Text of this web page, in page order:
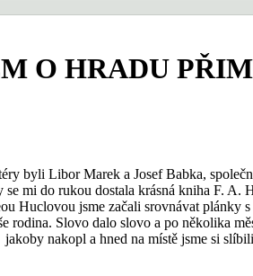
O HRADU
byli Libor Marek a Josef Babka,
mi do rukou dostala krásná kniha F.
Huclovou jsme začali srovnávat
rodina. Slovo dalo slovo a po několika
nakopl a hned na místě jsme si